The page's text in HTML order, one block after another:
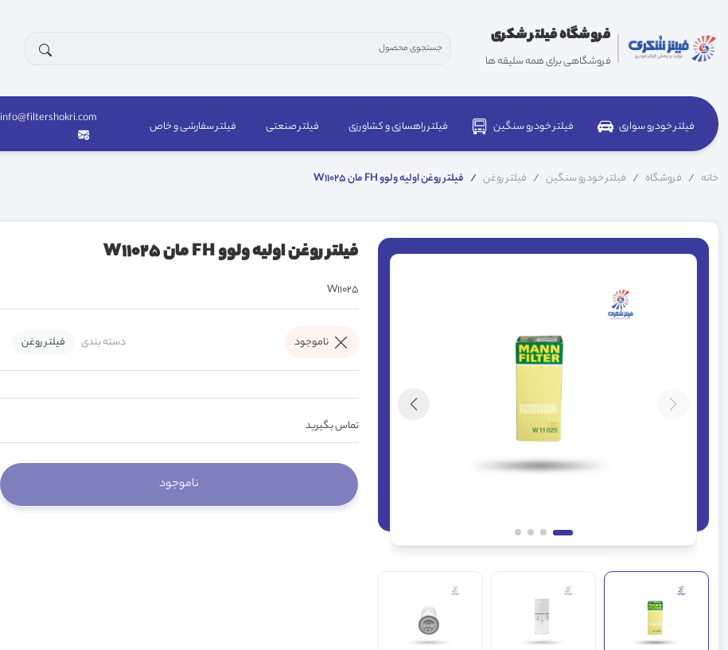
فروشگاه فیلتر شکری
فروشگاهی برای همه سلیقه ها
فیلتر خودرو سواری فیلتر خودرو سنگین فیلتر راهسازی و کشاورزی فیلتر صنعتی فیلتر سفارشی و خاص
info@filtershokri.com
خانه فروشگاه فیلتر خودرو سنگین فیلتر روغن فیلتر روغن اولیه ولوو FH مان W11025
فیلتر روغن اولیه ولوو FH مان W11025
W11025
ناموجود دسته بندی فیلتر روغن
تماس بگیرید